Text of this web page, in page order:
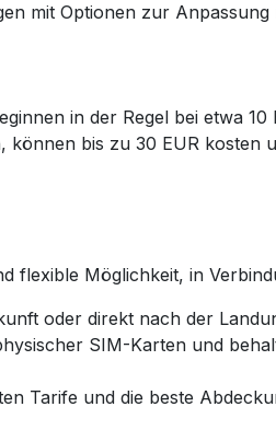
mit Optionen zur Anpassung
in der Regel bei etwa 10
bis zu 30 EUR kosten
flexible Möglichkeit, in
oder direkt nach der
SIM-Karten und
Tarife und die beste